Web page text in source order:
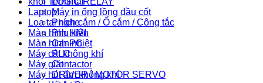
Máy in ống lồng đầu cốt
Phích cắm / Ổ cắm / Công tắc
Phụ kiện
Can nhiệt
PLC
Contactor
DRIVER / MOTOR SERVO
Laptop
Loa tai nghe
Màn hình HMI
Màn hình PC
Máy cắt không khí
Máy giặt
Máy hút ẩm không khí